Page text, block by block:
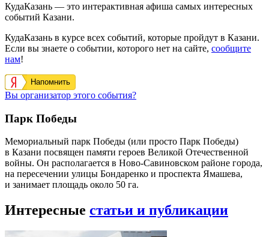
КудаКазань — это интерактивная афиша самых интересных
событий Казани.
КудаКазань в курсе всех событий, которые пройдут в Казани.
Если вы знаете о событии, которого нет на сайте, сообщите
нам!
Напомнить
Вы организатор этого события?
Парк Победы
Мемориальный парк Победы (или просто Парк Победы)
в Казани посвящен памяти героев Великой Отечественной
войны. Он располагается в Ново-Савиновском районе города,
на пересечении улицы Бондаренко и проспекта Ямашева,
и занимает площадь около 50 га.
Интересные статьи и публикации